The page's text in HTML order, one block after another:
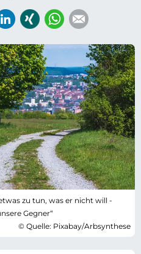
LinkedIn
Xing WhatsApp
zu tun, was er nicht will -
Gegner“
© Quelle: Pixabay/Arbsynthese